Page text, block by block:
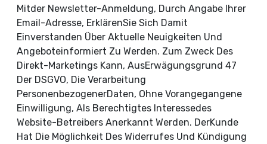
Mitder Newsletter-Anmeldung, Durch Angabe Ihrer
Email-Adresse, ErklärenSie Sich Damit
Einverstanden Über Aktuelle Neuigkeiten Und
Angeboteinformiert Zu Werden. Zum Zweck Des
Direkt-Marketings Kann, AusErwägungsgrund 47
Der DSGVO, Die Verarbeitung
PersonenbezogenerDaten, Ohne Vorangegangene
Einwilligung, Als Berechtigtes Interessedes
Website-Betreibers Anerkannt Werden. DerKunde
Hat Die Möglichkeit Des Widerrufes Und Kündigung